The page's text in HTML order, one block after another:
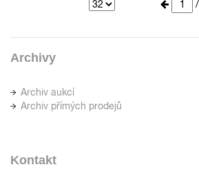
Archivy
Archiv aukcí
Archiv přímých prodejů
Kontakt